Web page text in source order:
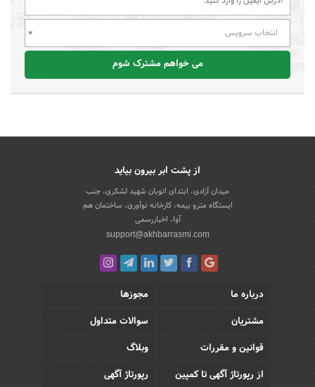
انتخاب سرویس
می خواهم مشترک شوم
از پشت ابر بیرون بیاید
میدان آزادی، ابتدای اتوبان شهید لشکری، جنب
ایستگاه مترو بیمه، کارخانه نوآوری، ساختمان هم
آوا، اخباررسمی
support@akhbarrasmi.com
درباره ما
مجوزها
مشتریان
سوالات متداول
قوانین و مقررات
وبلاگ
از رپورتاژ آگهی تا کمپین
رپورتاژ آگهی